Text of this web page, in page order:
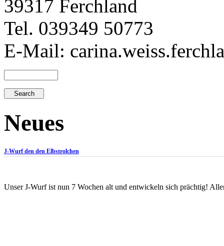
39317 Ferchland
Tel. 039349 50773
E-Mail:
Neues
J-Wurf den den Elbstrolchen
Unser J-Wurf ist nun 7 Wochen alt und entwickeln sich prächtig!